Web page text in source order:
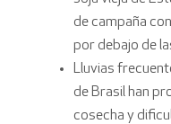
de campaña
por debajo de
Lluvias
de Brasil han
cosecha y